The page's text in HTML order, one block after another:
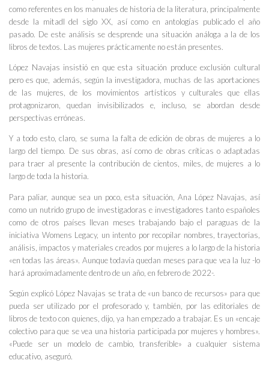
como referentes en los manuales de historia de la literatura, principalmente
desde la mitadl del siglo XX, así como en antologías publicado el año
pasado. De este análisis se desprende una situación análoga a la de los
libros de textos. Las mujeres prácticamente no están presentes.
López Navajas insistió en que esta situación produce exclusión cultural
pero es que, además, según la investigadora, muchas de las aportaciones
de las mujeres, de los movimientos artísticos y culturales que ellas
protagonizaron, quedan invisibilizados e, incluso, se abordan desde
perspectivas erróneas.
Y a todo esto, claro, se suma la falta de edición de obras de mujeres a lo
largo del tiempo. De sus obras, así como de obras críticas o adaptadas
para traer al presente la contribución de cientos, miles, de mujeres a lo
largo de toda la historia.
Para paliar, aunque sea un poco, esta situación, Ana López Navajas, así
como un nutrido grupo de investigadoras e investigadores tanto españoles
como de otros países llevan meses trabajando bajo el paraguas de la
iniciativa Womens Legacy, un intento por recopilar nombres, trayectorias,
análisis, impactos y materiales creados por mujeres a lo largo de la historia
«en todas las áreas». Aunque todavía quedan meses para que vea la luz -lo
hará aproximadamente dentro de un año, en febrero de 2022-.
Según explicó López Navajas se trata de «un banco de recursos» para que
pueda ser utilizado por el profesorado y, también, por las editoriales de
libros de texto con quienes, dijo, ya han empezado a trabajar. Es un «encaje
colectivo para que se vea una historia participada por mujeres y hombres».
«Puede ser un modelo de cambio, transferible» a cualquier sistema
educativo, aseguró.